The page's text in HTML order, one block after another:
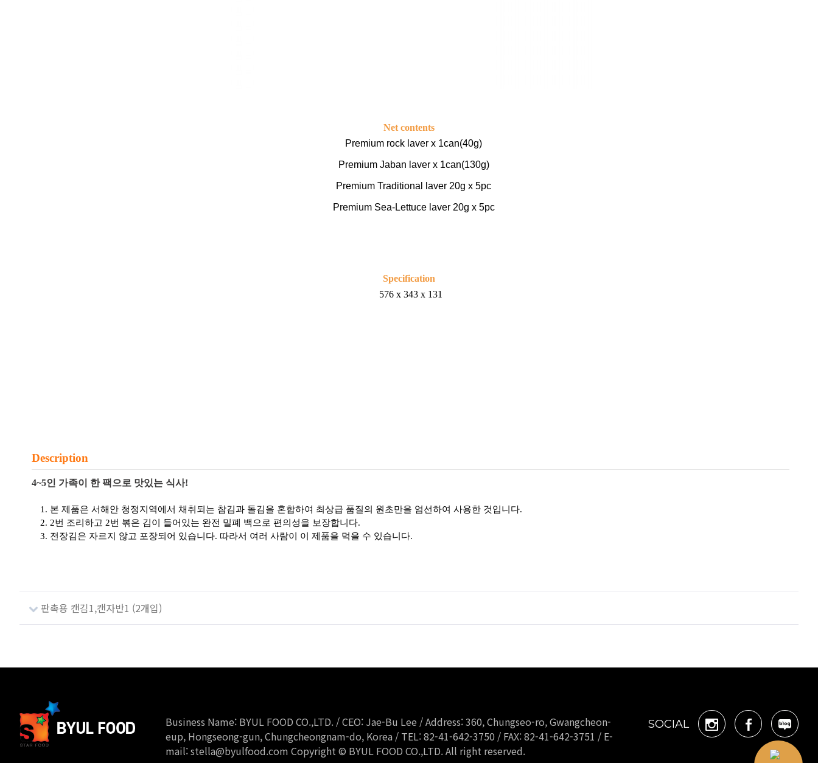
Net contents
Premium rock laver x 1can(40g)
Premium Jaban laver x 1can(130g)
Premium Traditional laver 20g x 5pc
Premium Sea-Lettuce laver 20g x 5pc
Specification
576 x 343 x 131
Description
4~5인 가족이 한 팩으로 맛있는 식사!
본 제품은 서해안 청정지역에서 채취되는 참김과 돌김을 혼합하여 최상급 품질의 원초만을 엄선하여 사용한 것입니다.
2번 조리하고 2번 볶은 김이 들어있는 완전 밀폐 백으로 편의성을 보장합니다.
전장김은 자르지 않고 포장되어 있습니다. 따라서 여러 사람이 이 제품을 먹을 수 있습니다.
판촉용 캔김1,캔자반1 (2개입)
Business Name: BYUL FOOD CO.,LTD. / CEO: Jae-Bu Lee / Address: 360, Chungseo-ro, Gwangcheon-
eup, Hongseong-gun, Chungcheongnam-do, Korea / TEL: 82-41-642-3750 / FAX: 82-41-642-3751 / E-
mail: stella@byulfood.com Copyright © BYUL FOOD CO.,LTD. All right reserved.
SOCIAL